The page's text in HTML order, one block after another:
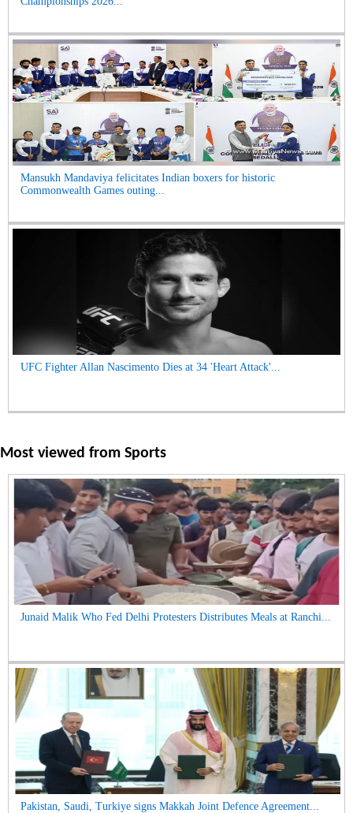
Mansukh Mandaviya felicitates Indian boxers for historic
Commonwealth Games outing...
UFC Fighter Allan Nascimento Dies at 34 'Heart Attack'...
Most viewed from Sports
Junaid Malik Who Fed Delhi Protesters Distributes Meals at Ranchi...
Pakistan, Saudi, Turkiye signs Makkah Joint Defence Agreement...